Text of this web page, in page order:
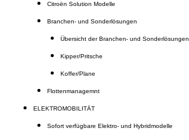
Citroën Solution Modelle
Branchen- und Sonderlösungen
Übersicht der Branchen- und Sonderlösungen
Kipper/Pritsche
Koffer/Plane
Flottenmanagemnt
ELEKTROMOBILITÄT
Sofort verfügbare Elektro- und Hybridmodelle